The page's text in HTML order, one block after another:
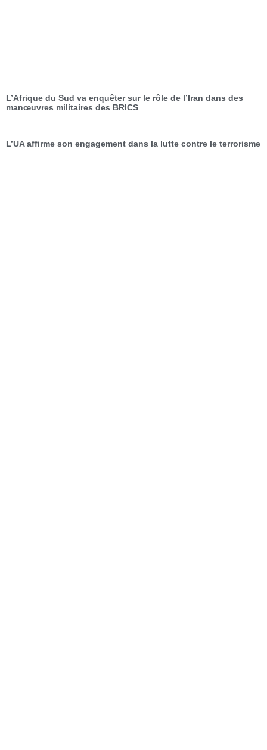
L’Afrique du Sud va enquêter sur le rôle de l’Iran dans des
manœuvres militaires des BRICS
L’UA affirme son engagement dans la lutte contre le terrorisme